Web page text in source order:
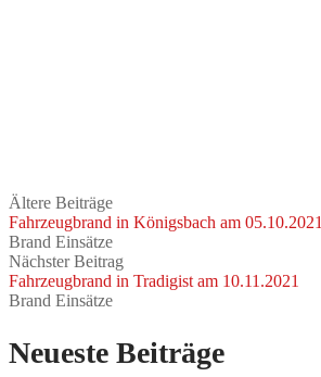
Ältere Beiträge
Fahrzeugbrand in Königsbach am 05.10.2021
Brand Einsätze
Nächster Beitrag
Fahrzeugbrand in Tradigist am 10.11.2021
Brand Einsätze
Neueste Beiträge